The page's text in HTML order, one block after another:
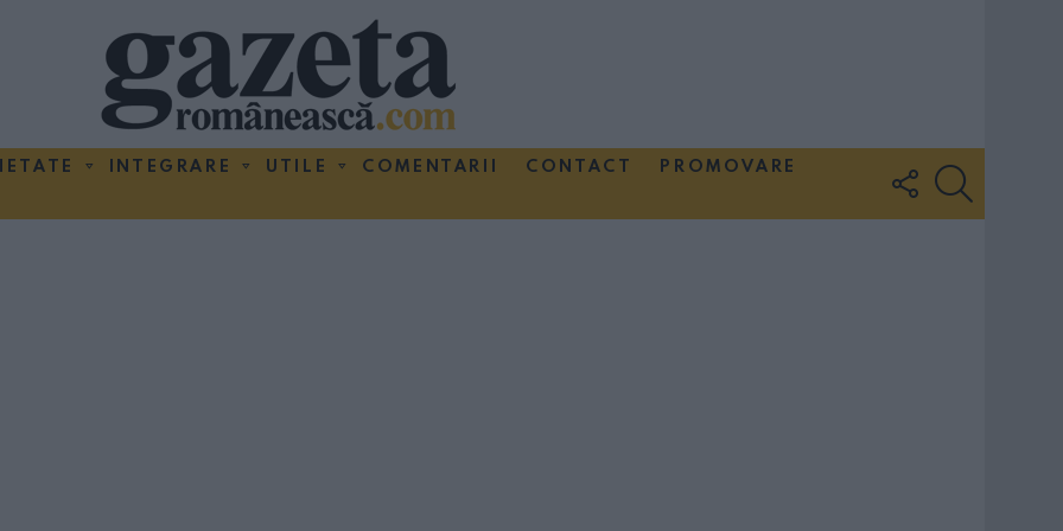
INTEGRARE UTILE COMENTARII CONTACT
PROMOVARE
FOLLOW
US